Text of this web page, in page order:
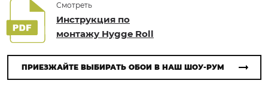
Смотреть
Инструкция по
монтажу Hygge Roll
ПРИЕЗЖАЙТЕ ВЫБИРАТЬ ОБОИ В НАШ ШОУ-РУМ